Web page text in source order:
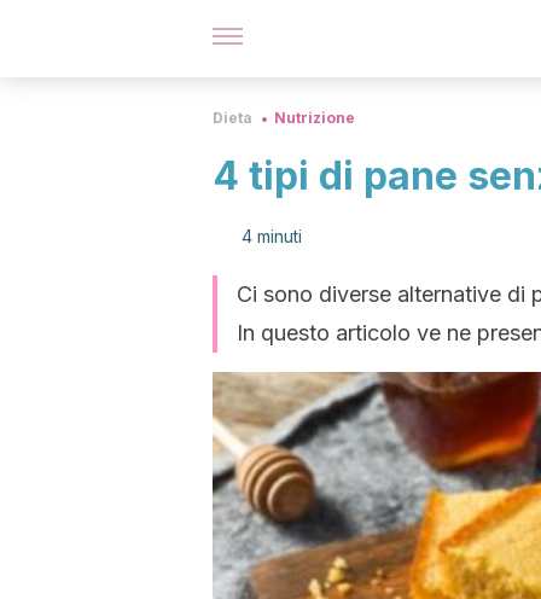
Dieta Nutrizione
4 tipi di pane
4 minuti
Ci sono diverse alternative di
In questo articolo ve ne